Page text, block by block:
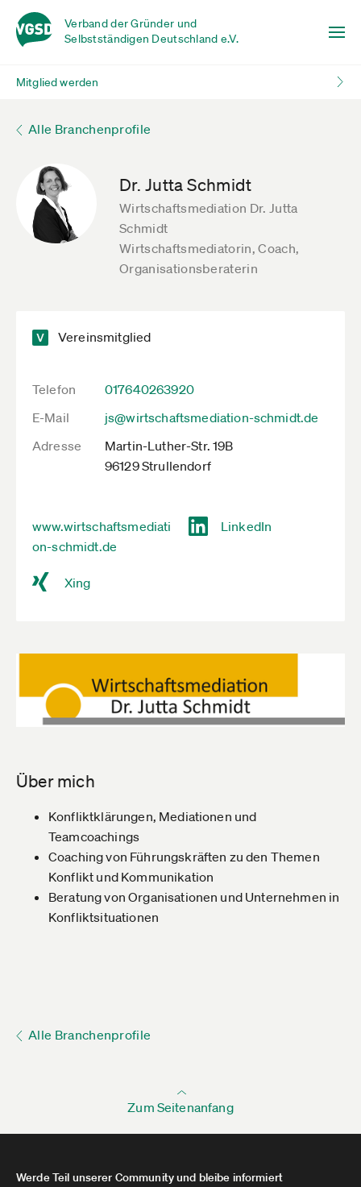
Verband der Gründer und
Selbstständigen Deutschland e.V.
Mitglied werden
Alle Branchenprofile
Dr. Jutta Schmidt
Wirtschaftsmediation Dr. Jutta
Schmidt
Wirtschaftsmediatorin, Coach,
Organisationsberaterin
Vereinsmitglied
Telefon
017640263920
E-Mail
js@wirtschaftsmediation-schmidt.de
Adresse
Martin-Luther-Str. 19B
96129 Strullendorf
www.wirtschaftsmediati
on-schmidt.de
LinkedIn
Xing
Über mich
Konfliktklärungen, Mediationen und
Teamcoachings
Coaching von Führungskräften zu den Themen
Konflikt und Kommunikation
Beratung von Organisationen und Unternehmen in
Konfliktsituationen
Alle Branchenprofile
Zum Seitenanfang
Werde Teil unserer Community und bleibe informiert